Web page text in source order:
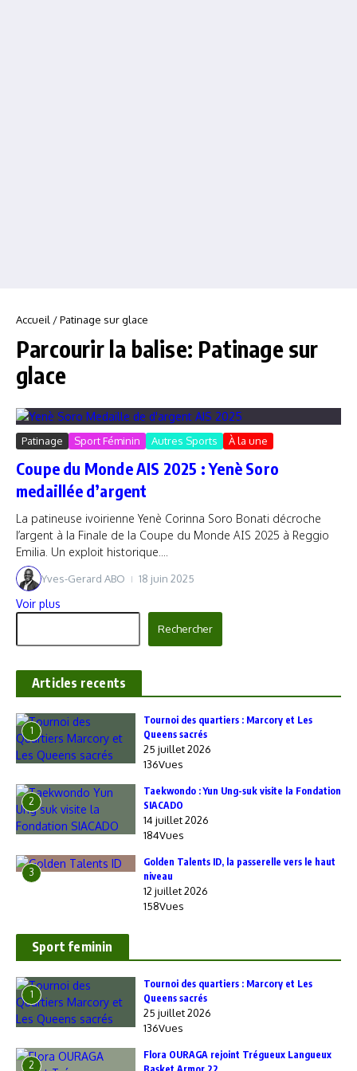
Accueil /Patinage sur glace
Parcourir la balise: Patinage sur
glace
Patinage Sport Féminin Autres Sports À la une
Coupe du Monde AIS 2025 : Yenè Soro
medaillée d’argent
La patineuse ivoirienne Yenè Corinna Soro Bonati décroche
l’argent à la Finale de la Coupe du Monde AIS 2025 à Reggio
Emilia. Un exploit historique....
Yves-Gerard ABO 18 juin 2025
Voir plus
Rechercher
Articles recents
1
‎Tournoi des quartiers : Marcory et Les
Queens sacrés
25 juillet 2026
136Vues
2
Taekwondo : Yun Ung-suk visite la Fondation
SIACADO
14 juillet 2026
184Vues
3
Golden Talents ID, la passerelle vers le haut
niveau
12 juillet 2026
158Vues
Sport feminin
1
‎Tournoi des quartiers : Marcory et Les
Queens sacrés
25 juillet 2026
136Vues
2
Flora OURAGA rejoint Trégueux Langueux